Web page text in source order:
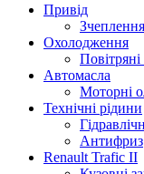
Привід
Зчеплення
Охолодження
Автомасла
Моторні
Технічні рідини
Антифриз
Renault Trafic II